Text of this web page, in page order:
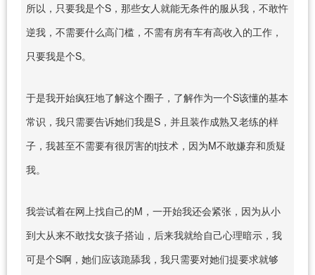
所以，只要我是个S，那些女人就能无条件的服从我，不敢忤
逆我，不需要什么高门槛，不需有房有车有高收入的工作，
只要我是个S。
于是我开始疯狂地了解这个圈子，了解作为一个S该懂的基本
常识，我只需要告诉她们我是S，并且装作成熟又老练的样
子，我甚至不需要有很厉害的tj技术，因为M不敢嫌弃和质疑
我。
我尝试着在网上找自己的M，一开始我还会紧张，因为从小
到大从来不敢找女孩子搭讪，后来我就给自己心理暗示，我
可是个S啊，她们应该跪舔我，我只需要对她们提要求就够